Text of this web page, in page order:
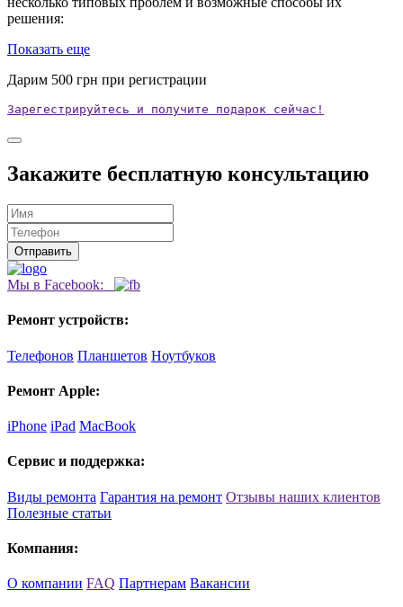
решения:
Показать еще
Дарим 500 грн при регистрации
Зарегестрируйтесь и получите подарок сейчас!
Закажите бесплатную консультацию
Мы в Facebook:
Ремонт устройств:
Телефонов Планшетов Ноутбуков
Ремонт Apple:
iPhone iPad MacBook
Сервис и поддержка:
Виды ремонта Гарантия на ремонт Отзывы наших клиентов
Полезные статьи
Компания:
О компании FAQ Партнерам Вакансии